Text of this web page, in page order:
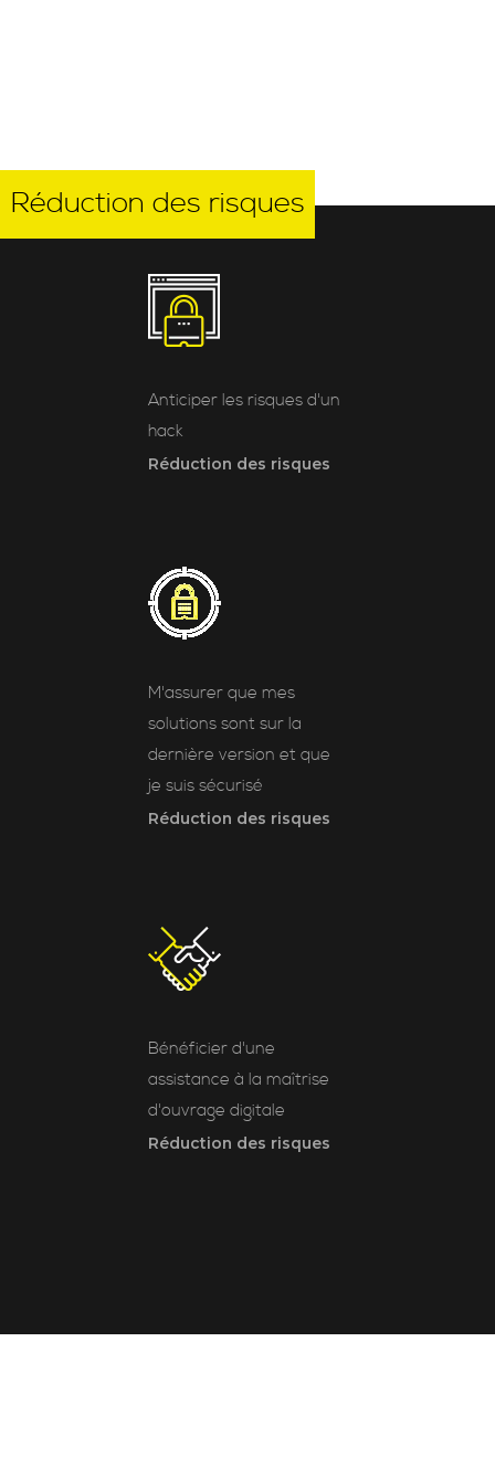
Réduction des risques
Anticiper les risques d'un
hack
Réduction des risques
M'assurer que mes
solutions sont sur la
dernière version et que
je suis sécurisé
Réduction des risques
Bénéficier d'une
assistance à la maîtrise
d'ouvrage digitale
Réduction des risques